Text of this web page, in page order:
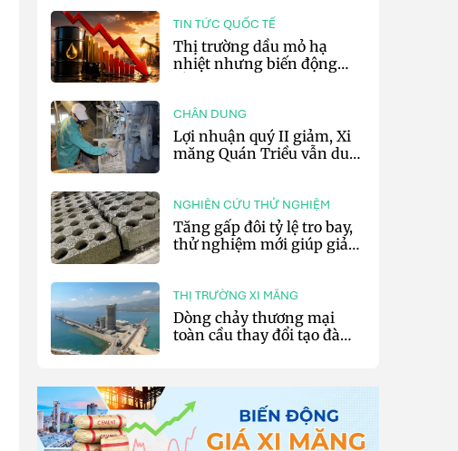
TIN TỨC QUỐC TẾ
Thị trường dầu mỏ hạ
nhiệt nhưng biến động
CHÂN DUNG
Lợi nhuận quý II giảm, Xi
măng Quán Triều vẫn duy
NGHIÊN CỨU THỬ NGHIỆM
Tăng gấp đôi tỷ lệ tro bay,
thử nghiệm mới giúp giảm
THỊ TRƯỜNG XI MĂNG
Dòng chảy thương mại
toàn cầu thay đổi tạo đà